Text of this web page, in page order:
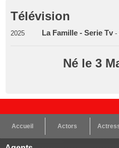
Télévision
2025 La Famille - Serie Tv-
Né le 3
Accueil Actors